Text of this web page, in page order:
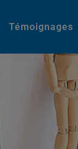
Témoignages